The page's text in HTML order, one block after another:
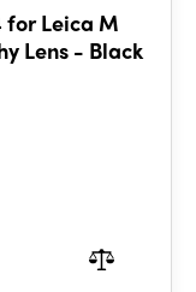
for Leica M
Lens - Black